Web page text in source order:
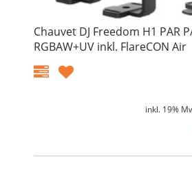
Chauvet DJ Freedom H1 PAR
RGBAW+UV inkl. FlareCON Air
inkl. 19%